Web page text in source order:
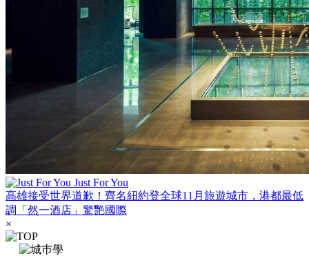
Just For You
高雄接受世界道歉！齊名紐約登全球11月旅遊城市，港都最低
調「然一酒店」驚艷國際
×